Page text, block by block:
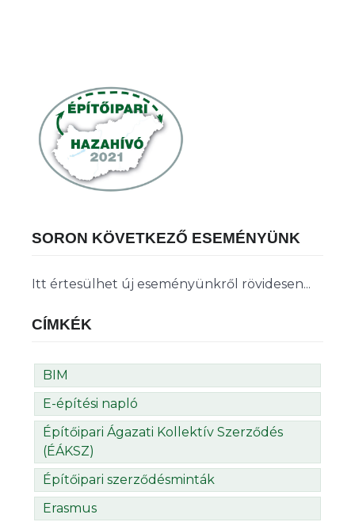
SORON KÖVETKEZŐ ESEMÉNYÜNK
Itt értesülhet új eseményünkről rövidesen...
CÍMKÉK
BIM
E-építési napló
Építőipari Ágazati Kollektív Szerződés
(ÉÁKSZ)
Építőipari szerződésminták
Erasmus